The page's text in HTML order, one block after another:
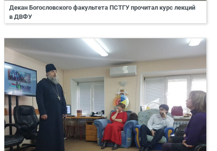
Декан Богословского факультета ПСТГУ прочитал курс лекций
в ДВФУ